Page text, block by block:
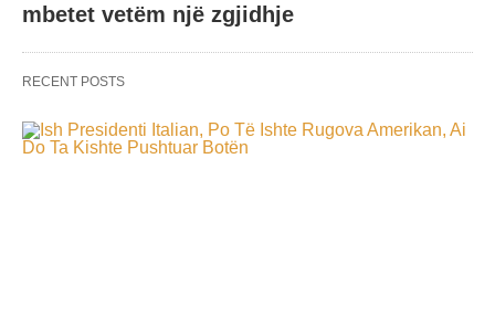
mbetet vetëm një zgjidhje
RECENT POSTS